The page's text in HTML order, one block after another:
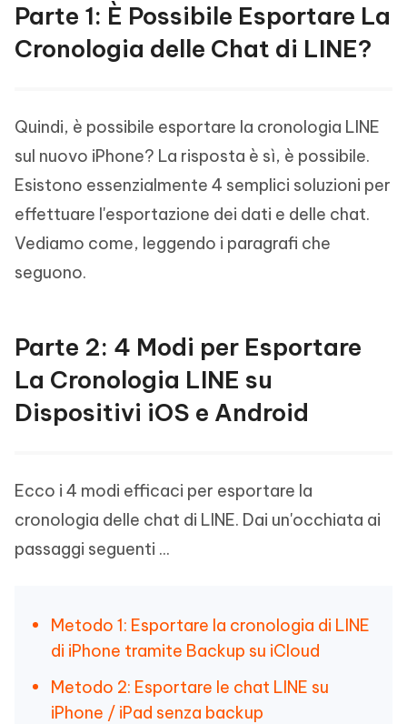
Parte 1: È Possibile Esportare La
Cronologia delle Chat di LINE?
Quindi, è possibile esportare la cronologia LINE
sul nuovo iPhone? La risposta è sì, è possibile.
Esistono essenzialmente 4 semplici soluzioni per
effettuare l'esportazione dei dati e delle chat.
Vediamo come, leggendo i paragrafi che
seguono.
Parte 2: 4 Modi per Esportare
La Cronologia LINE su
Dispositivi iOS e Android
Ecco i 4 modi efficaci per esportare la
cronologia delle chat di LINE. Dai un'occhiata ai
passaggi seguenti ...
Metodo 1: Esportare la cronologia di LINE
di iPhone tramite Backup su iCloud
Metodo 2: Esportare le chat LINE su
iPhone / iPad senza backup